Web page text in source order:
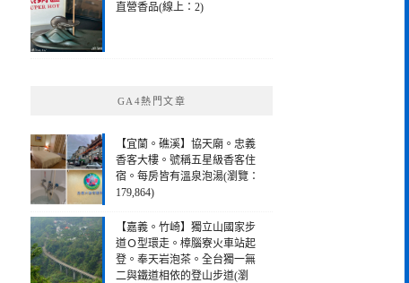
直營香品(線上：2)
GA4熱門文章
【宜蘭。礁溪】協天廟。忠義
香客大樓。號稱五星級香客住
宿。每房皆有溫泉泡湯(瀏覽：
179,864)
【嘉義。竹崎】獨立山國家步
道Ｏ型環走。樟腦寮火車站起
登。奉天岩泡茶。全台獨一無
二與鐵道相依的登山步道(瀏